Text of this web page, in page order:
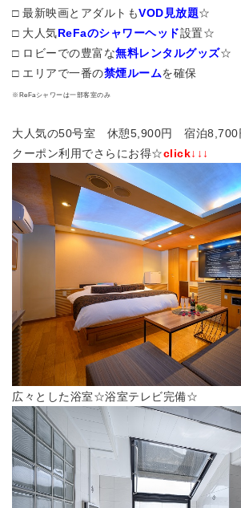
□ 最新映画とアダルトもVOD見放題☆
□ 大人気ReFaのシャワーヘッド設置☆
□ ロビーでの豊富な無料レンタルグッズ☆
□ エリアで一番の禁煙ルームを確保
※ReFaシャワーは一部客室のみ
大人気の50号室 休憩5,900円 宿泊
クーポン利用でさらにお得☆click↓↓↓
広々とした浴室☆浴室テレビ完備☆